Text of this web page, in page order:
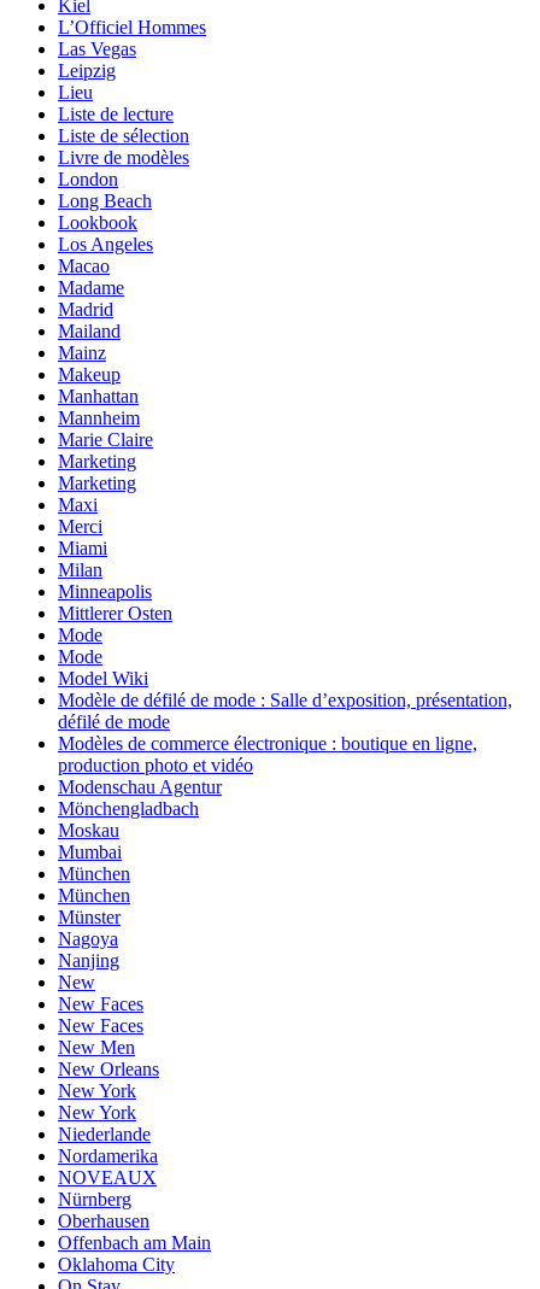
Kiel
L’Officiel Hommes
Las Vegas
Leipzig
Lieu
Liste de lecture
Liste de sélection
Livre de modèles
London
Long Beach
Lookbook
Los Angeles
Macao
Madame
Madrid
Mailand
Mainz
Makeup
Manhattan
Mannheim
Marie Claire
Marketing
Marketing
Maxi
Merci
Miami
Milan
Minneapolis
Mittlerer Osten
Mode
Mode
Model Wiki
Modèle de défilé de mode : Salle d’exposition, présentation,
défilé de mode
Modèles de commerce électronique : boutique en ligne,
production photo et vidéo
Modenschau Agentur
Mönchengladbach
Moskau
Mumbai
München
München
Münster
Nagoya
Nanjing
New
New Faces
New Faces
New Men
New Orleans
New York
New York
Niederlande
Nordamerika
NOVEAUX
Nürnberg
Oberhausen
Offenbach am Main
Oklahoma City